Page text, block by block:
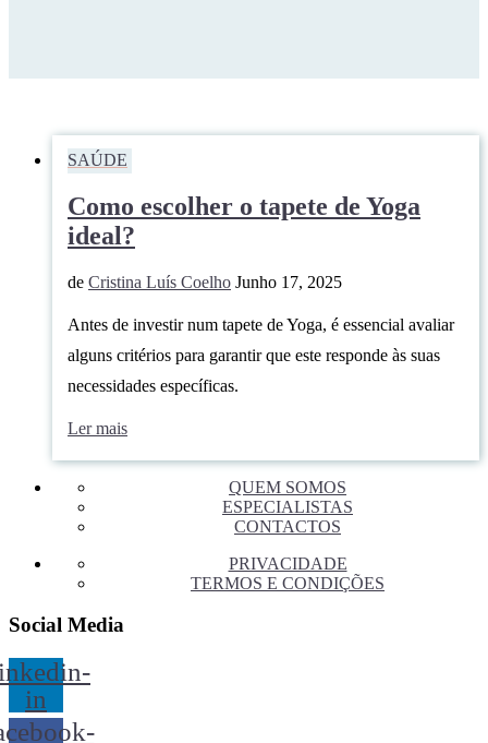
SAÚDE
Como escolher o tapete de Yoga
ideal?
de Cristina Luís Coelho Junho 17, 2025
Antes de investir num tapete de Yoga, é essencial avaliar
alguns critérios para garantir que este responde às suas
necessidades específicas.
Ler mais
QUEM SOMOS
ESPECIALISTAS
CONTACTOS
PRIVACIDADE
TERMOS E CONDIÇÕES
Social Media
in